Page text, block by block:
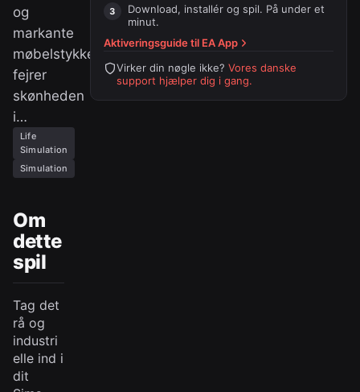
og
markante
møbelstykker
fejrer
skønheden
i…
Life
Simulation
Simulation
Download, installér og spil. På under et
minut.
Aktiveringsguide til EA App
Virker din nøgle ikke? Vores danske
support hjælper dig i gang.
Om
dette
spil
Tag det
rå og
industri
elle ind i
dit